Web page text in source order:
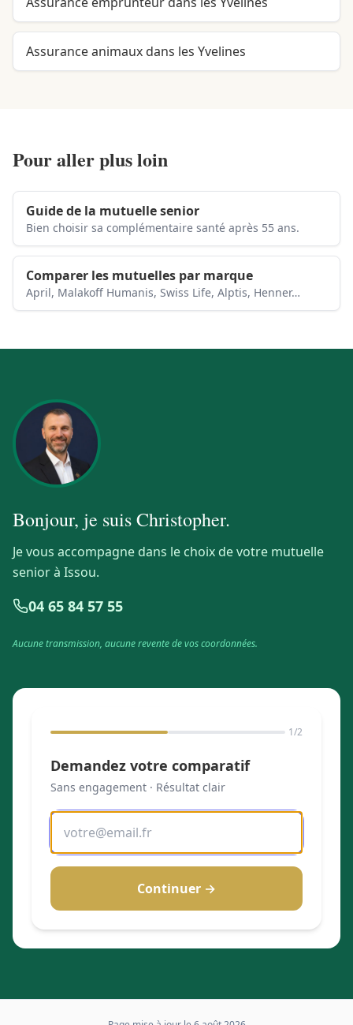
Assurance animaux dans les Yvelines
Pour aller plus loin
Guide de la mutuelle senior
Bien choisir sa complémentaire santé après 55 ans.
Comparer les mutuelles par marque
April, Malakoff Humanis, Swiss Life, Alptis, Henner…
Bonjour, je suisChristopher.
Je vous accompagne dans le choix de votre mutuelle
senior à Issou.
04 65 84 57 55
Aucune transmission, aucune revente de vos coordonnées.
1/2
Demandez votre comparatif
Sans engagement · Résultat clair
Continuer →